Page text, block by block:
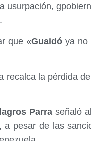
usurpación,
que «Guaidó ya no
recalca la pérdida
Parra señaló
a pesar de las